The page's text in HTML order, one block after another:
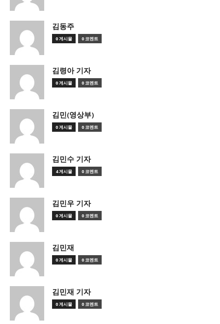
김동주
0 게시물 0 코멘트
김령아 기자
0 게시물 0 코멘트
김민(영상부)
0 게시물 0 코멘트
김민수 기자
4 게시물 0 코멘트
김민우 기자
0 게시물 0 코멘트
김민재
0 게시물 0 코멘트
김민재 기자
0 게시물 0 코멘트